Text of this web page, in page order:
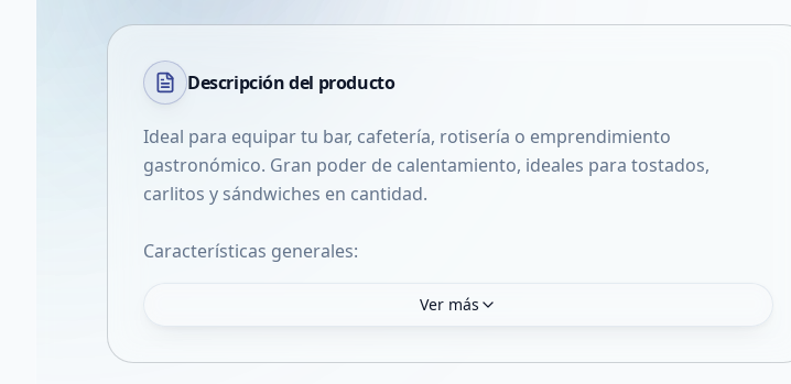
VER EN PANTALLA COMPLETA
Descripción del producto
Ideal para equipar tu bar, cafetería, rotisería o emprendimiento
gastronómico. Gran poder de calentamiento, ideales para tostados,
carlitos y sándwiches en cantidad.
Características generales:
Ver más